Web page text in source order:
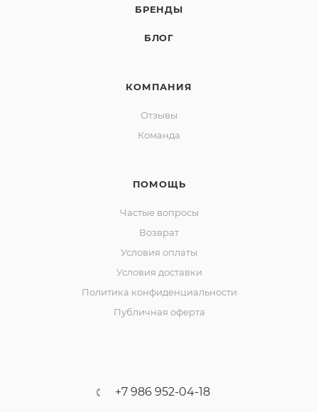
БРЕНДЫ
БЛОГ
КОМПАНИЯ
Отзывы
Команда
ПОМОЩЬ
Частые вопросы
Возврат
Условия оплаты
Условия доставки
Политика конфиденциальности
Публичная оферта
+7 986 952-04-18